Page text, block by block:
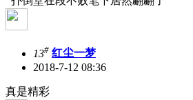
13# 红尘一梦
2018-7-12 08:36
真是精彩